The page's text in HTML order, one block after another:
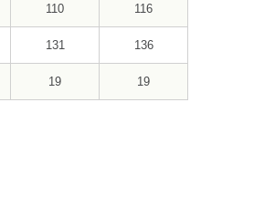
110 116
131 136
19 19